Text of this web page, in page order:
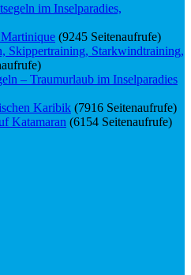
im Inselparadies,
(9245 Seitenaufrufe)
Skippertraining, Starkwindtraining,
– Traumurlaub im Inselparadies
Karibik (7916 Seitenaufrufe)
Katamaran (6154 Seitenaufrufe)